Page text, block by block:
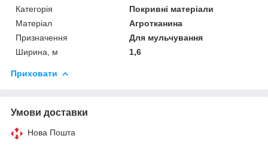
Категорія
Покривні матеріали
Матеріал
Агротканина
Призначення
Для мульчування
Ширина, м
1,6
Приховати
Умови доставки
Нова Пошта